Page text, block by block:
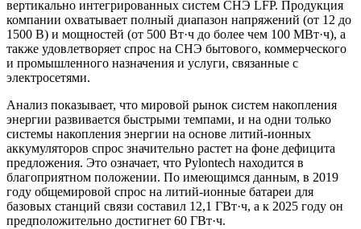
вертикально интегрированных систем СНЭ LFP. Продукция
компании охватывает полный диапазон напряжений (от 12 до
1500 В) и мощностей (от 500 Вт·ч до более чем 100 МВт·ч), а
также удовлетворяет спрос на СНЭ бытового, коммерческого
и промышленного назначения и услуги, связанные с
электросетями.
Анализ показывает, что мировой рынок систем накопления
энергии развивается быстрыми темпами, и на одни только
системы накопления энергии на основе литий-ионных
аккумуляторов спрос значительно растет на фоне дефицита
предложения. Это означает, что Pylontech находится в
благоприятном положении. По имеющимся данным, в 2019
году общемировой спрос на литий-ионные батареи для
базовых станций связи составил 12,1 ГВт·ч, а к 2025 году он
предположительно достигнет 60 ГВт·ч.